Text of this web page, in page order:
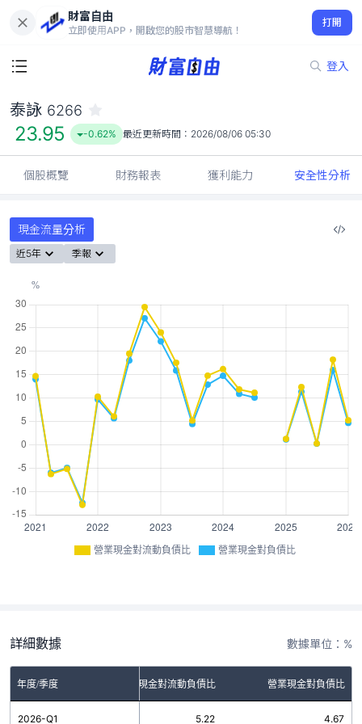
財富自由
立即使用APP，開啟您的股市智慧導航！
打開
登入
23.95
-0.62%
泰詠 6266
23.95 -0.62% 最近更新時間： 2026/08/06 05:30
個股概覽 財務報表 獲利能力 安全性分析
現金流量分析
近5年 季報
營業現金對流動負債比 營業現金對負債比
詳細數據 數據單位：%
年度/季度 營業現金對流動負債比 營業現金對負債比
2026-Q1 5.22 4.67